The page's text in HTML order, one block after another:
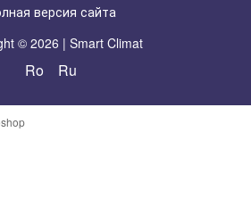
версия сайта
© 2026 | Smart Climat
Ro Ru